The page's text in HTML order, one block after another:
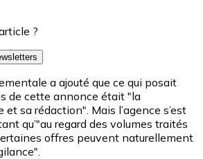
?
a ajouté que ce qui posait
de cette annonce était "la
et sa rédaction". Mais l’agence s’est
qu’"au regard des volumes traités
offres peuvent naturellement